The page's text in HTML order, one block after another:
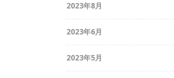
2023年8月
2023年6月
2023年5月